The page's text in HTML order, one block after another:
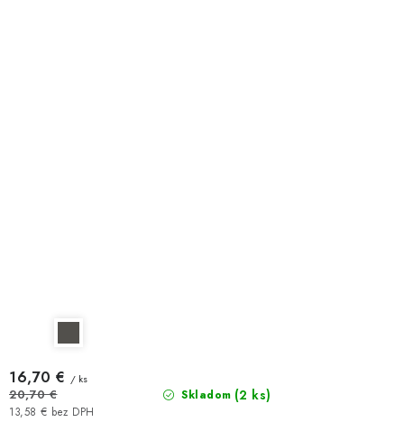
Skladom (2 ks)
13,58 € bez DPH
16,70 € / ks
20,70 €